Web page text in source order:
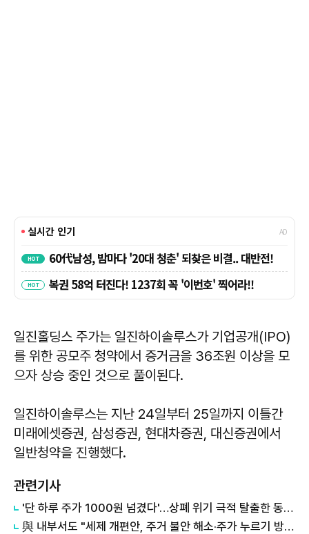
일진홀딩스 주가는 일진하이솔루스가 기업공개(IPO)
를 위한 공모주 청약에서 증거금을 36조원 이상을 모
으자 상승 중인 것으로 풀이된다.
일진하이솔루스는 지난 24일부터 25일까지 이틀간
미래에셋증권, 삼성증권, 현대차증권, 대신증권에서
일반청약을 진행했다.
관련기사
'단 하루 주가 1000원 넘겼다'…상폐 위기 극적 탈출한 동전주 26개사
與 내부서도 "세제 개편안, 주거 불안 해소·주가 누르기 방지 어려워"